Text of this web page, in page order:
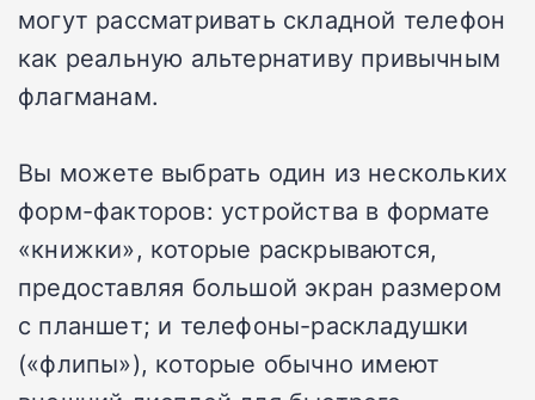
могут рассматривать складной телефон
как реальную альтернативу привычным
флагманам.
Вы можете выбрать один из нескольких
форм-факторов: устройства в формате
«книжки», которые раскрываются,
предоставляя большой экран размером
с планшет; и телефоны-раскладушки
(«флипы»), которые обычно имеют